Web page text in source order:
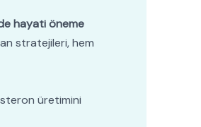
hayati öneme
stratejileri, hem
üretimini